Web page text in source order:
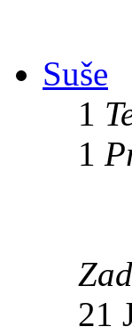
Suše
1
1
21